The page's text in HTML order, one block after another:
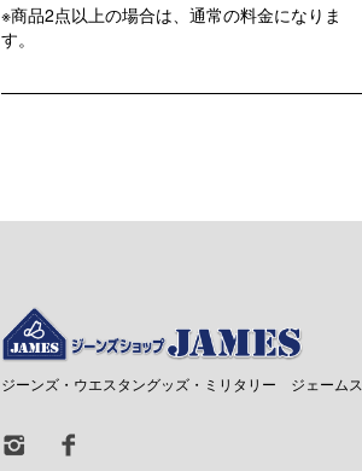
※商品2点以上の場合は、通常の料金になりま
す。
ジーンズ・ウエスタングッズ・ミリタリー ジェームス